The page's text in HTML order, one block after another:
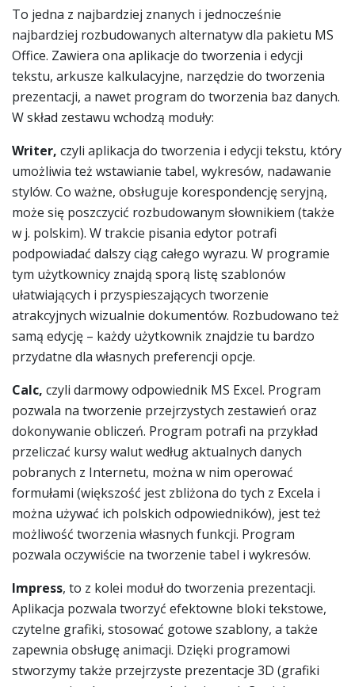
To jedna z najbardziej znanych i jednocześnie
najbardziej rozbudowanych alternatyw dla pakietu MS
Office. Zawiera ona aplikacje do tworzenia i edycji
tekstu, arkusze kalkulacyjne, narzędzie do tworzenia
prezentacji, a nawet program do tworzenia baz danych.
W skład zestawu wchodzą moduły:
Writer, czyli aplikacja do tworzenia i edycji tekstu, który
umożliwia też wstawianie tabel, wykresów, nadawanie
stylów. Co ważne, obsługuje korespondencję seryjną,
może się poszczycić rozbudowanym słownikiem (także
w j. polskim). W trakcie pisania edytor potrafi
podpowiadać dalszy ciąg całego wyrazu. W programie
tym użytkownicy znajdą sporą listę szablonów
ułatwiających i przyspieszających tworzenie
atrakcyjnych wizualnie dokumentów. Rozbudowano też
samą edycję – każdy użytkownik znajdzie tu bardzo
przydatne dla własnych preferencji opcje.
Calc, czyli darmowy odpowiednik MS Excel. Program
pozwala na tworzenie przejrzystych zestawień oraz
dokonywanie obliczeń. Program potrafi na przykład
przeliczać kursy walut według aktualnych danych
pobranych z Internetu, można w nim operować
formułami (większość jest zbliżona do tych z Excela i
można używać ich polskich odpowiedników), jest też
możliwość tworzenia własnych funkcji. Program
pozwala oczywiście na tworzenie tabel i wykresów.
Impress, to z kolei moduł do tworzenia prezentacji.
Aplikacja pozwala tworzyć efektowne bloki tekstowe,
czytelne grafiki, stosować gotowe szablony, a także
zapewnia obsługę animacji. Dzięki programowi
stworzymy także przejrzyste prezentacje 3D (grafiki